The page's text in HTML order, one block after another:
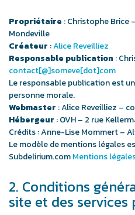
Propriétaire : Christophe Brice
Mondeville
Créateur :Alice Reveilliez
Responsable publication :
contact[@]someve[dot]com
Le responsable publication est
personne morale.
Webmaster : Alice Reveilliez –
Hébergeur : OVH – 2 rue
Crédits : Anne-Lise Mommert –
Le modèle de mentions légales
Subdelirium.comMentions
2. Conditions
site et des services